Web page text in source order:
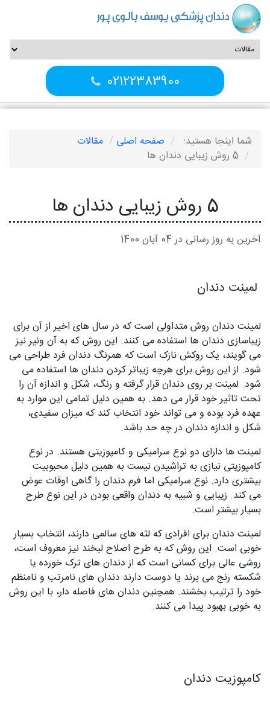
دندان پزشکی یوسف بالوی پور
02122383900
شما اینجا هستید: صفحه اصلی
مقالات
5 روش زیبایی دندان‌ ها
5 روش زیبایی دندان‌ ها
آخرین به روز رسانی در 04 آبان 1400
لمینت دندان
لمینت دندان روش متداولی است که در سال های اخیر از آن برای
زیباسازی دندان ها استفاده می کنند. این روش که به آن ونیر نیز
می گویند، یک روکش نازک است که همرنگ دندان فرد طراحی می
شود. از این روش برای هرچه زیباتر کردن دندان ها استفاده می
شود. لمینت بر روی دندان قرار گرفته و رنگ، شکل و اندازه آن را
تحت تاثیر خود قرار می دهد. به همین دلیل تمامی این موارد به
عهده فرد بوده و می تواند خود انتخاب کند که میزان سفیدی،
شکل و اندازه دندان در چه حد باشد.
لمینت ها دارای دو نوع سرامیکی و کامپوزیتی هستند. در نوع
کامپوزیتی نیازی به تراشیدن نیست به همین دلیل محبوبیت
بیشتری دارد. نوع سرامیکی اما فرم دندان را گاهی اوقات عوض
می کند. زیبایی و شبیه به دندان واقعی بودن در این نوع طرح
بسیار بیشتر است.
لمینت دندان برای افرادی که لثه های سالمی دارند، انتخاب بسیار
خوبی است. این روش که به طرح اصلاح لبخند نیز معروف است،
روشی عالی برای کسانی است که از دندان های ترک خورده یا
شکسته رنج می برند یا دوست دارند دندان های نامرتب و نامنظم
خود را ترتیب بخشند. همچنین دندان های فاصله دار، با این روش
به خوبی بهبود پیدا می کنند.
کامپوزیت دندان